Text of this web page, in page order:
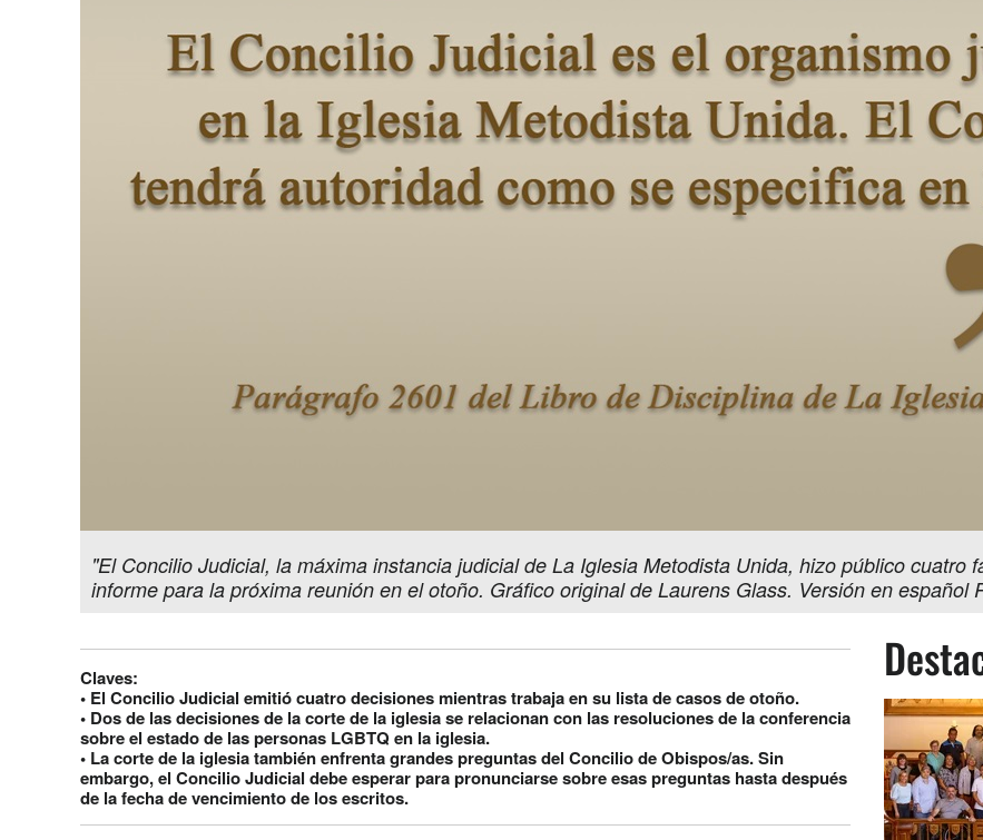
"El Concilio Judicial, la máxima instancia judicial de La Iglesia Metodista Unida, hizo público cuatro
informe para la próxima reunión en el otoño. Gráfico original de Laurens Glass. Versión en español
Claves:
• El Concilio Judicial emitió cuatro decisiones mientras trabaja en su lista de casos de otoño.
• Dos de las decisiones de la corte de la iglesia se relacionan con las resoluciones de la conferencia
sobre el estado de las personas LGBTQ en la iglesia.
• La corte de la iglesia también enfrenta grandes preguntas del Concilio de Obispos/as. Sin
embargo, el Concilio Judicial debe esperar para pronunciarse sobre esas preguntas hasta después
de la fecha de vencimiento de los escritos.